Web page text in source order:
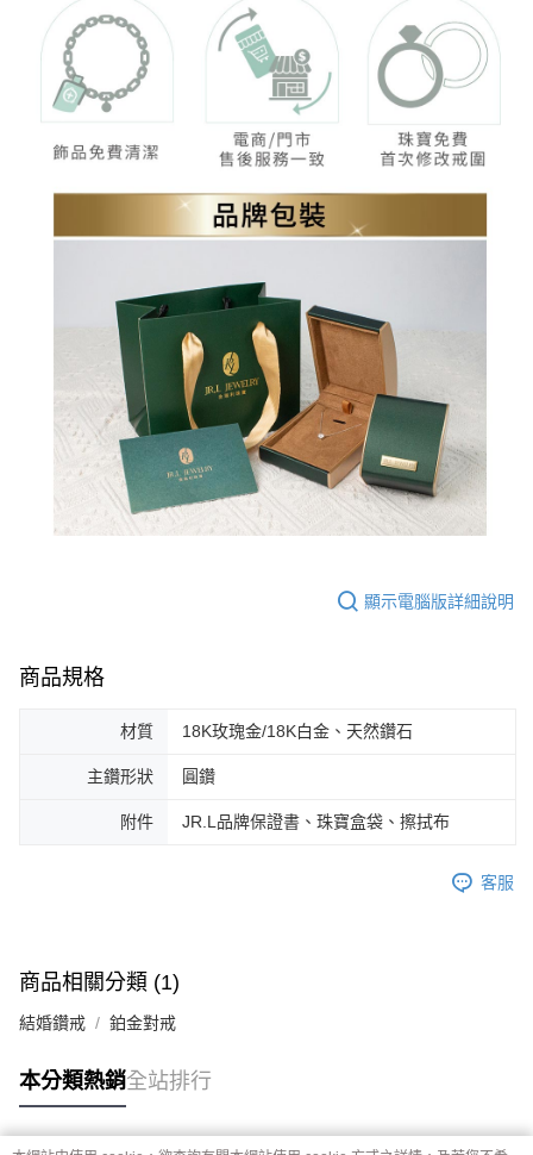
顯示電腦版詳細說明
商品規格
材質 18K玫瑰金/18K白金、天然鑽石
主鑽形狀 圓鑽
附件 JR.L品牌保證書、珠寶盒袋、擦拭布
客服
商品相關分類 (1)
結婚鑽戒 鉑金對戒
本分類熱銷全站排行